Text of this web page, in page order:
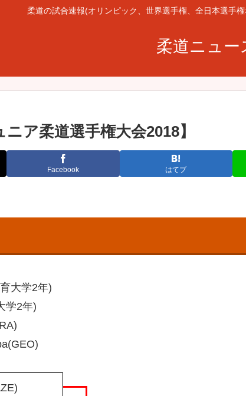
柔道の試合速報(オリンピック、世界選手権、全日本選手
柔道ニュー
ア柔道選手権大会2018】
Facebook はてブ
大学2年)
学2年)